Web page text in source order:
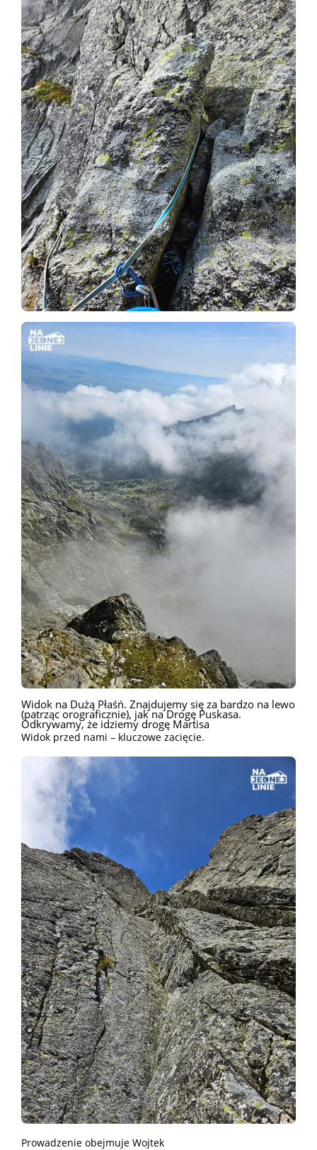
Widok na Dużą Płaśń. Znajdujemy się za bardzo na lewo
(patrząc orograficznie), jak na Drogę Puskasa.
Odkrywamy, że idziemy drogę Martisa
Widok przed nami – kluczowe zacięcie.
Prowadzenie obejmuje Wojtek